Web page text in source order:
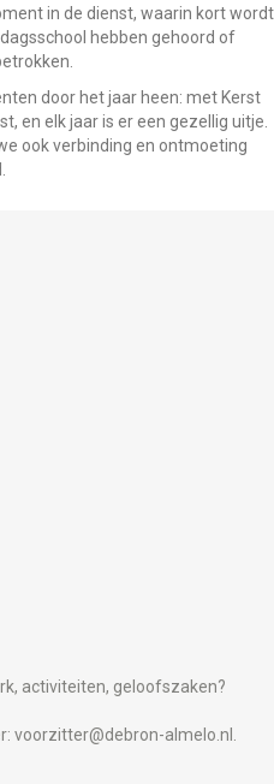
in de dienst, waarin kort wordt
hebben gehoord of
door het jaar heen: met Kerst
en elk jaar is er een gezellig uitje.
ook verbinding en ontmoeting
activiteiten, geloofszaken?
voorzitter@debron-almelo.nl.